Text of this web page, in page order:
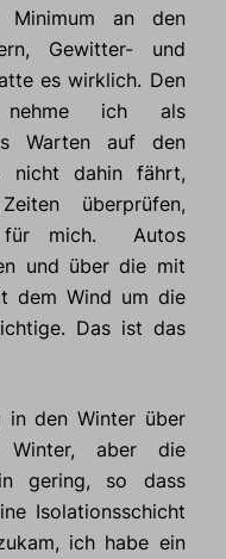
Minimum an den
Gewitter- und
es wirklich. Den
nehme ich als
Warten auf den
nicht dahin fährt,
überprüfen,
für mich. Autos
und über die mit
dem Wind um die
Das ist das
in den Winter über
aber die
gering, so dass
Isolationsschicht
ich habe ein